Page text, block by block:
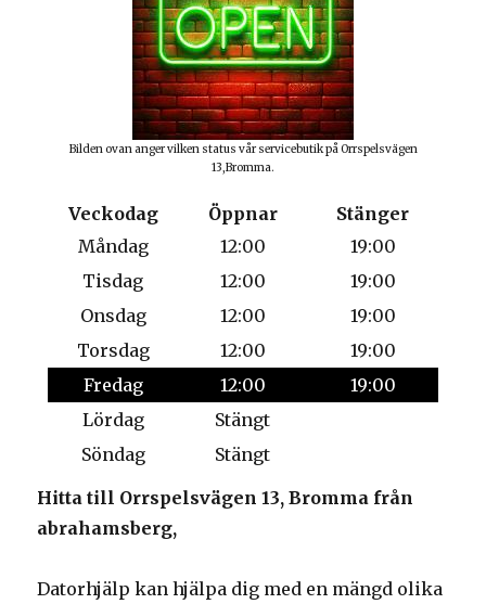
Bilden ovan anger vilken status vår servicebutik på Orrspelsvägen
13,Bromma.
Veckodag Öppnar
Stänger
Måndag
12:00
19:00
Tisdag
12:00
19:00
Onsdag
12:00
19:00
Torsdag
12:00
19:00
Fredag
12:00
19:00
Lördag
Stängt
Söndag
Stängt
Hitta till Orrspelsvägen 13, Bromma från
abrahamsberg,
Datorhjälp kan hjälpa dig med en mängd olika